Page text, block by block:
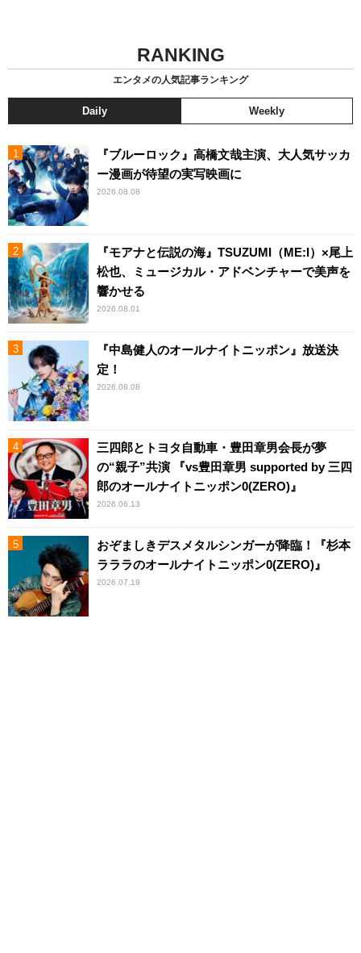
RANKING
エンタメの人気記事ランキング
Daily Weekly
『ブルーロック』高橋文哉主演、大人気サッカ
ー漫画が待望の実写映画に
2026.08.08
『モアナと伝説の海』TSUZUMI（ME:I）×尾上
松也、ミュージカル・アドベンチャーで美声を
響かせる
2026.08.01
『中島健人のオールナイトニッポン』放送決
定！
2026.08.08
三四郎とトヨタ自動車・豊田章男会長が夢
の“親子”共演 『vs豊田章男 supported by 三四
郎のオールナイトニッポン0(ZERO)』
2026.06.13
おぞましきデスメタルシンガーが降臨！『杉本
ラララのオールナイトニッポン0(ZERO)』
2026.07.19